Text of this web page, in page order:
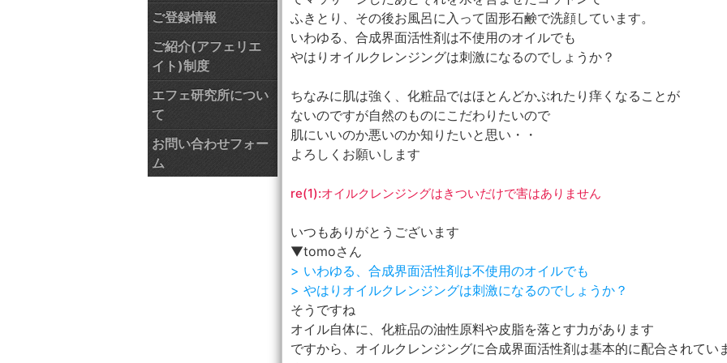
ご登録情報
ご紹介(アフェリエ
イト)制度
エフェ研究所につい
て
お問い合わせフォー
ム
ふきとり、その後お風呂に入って固形石鹸で洗顔しています。
いわゆる、合成界面活性剤は不使用のオイルでも
やはりオイルクレンジングは刺激になるのでしょうか？
ちなみに肌は強く、化粧品ではほとんどかぶれたり痒くなることが
ないのですが自然のものにこだわりたいので
肌にいいのか悪いのか知りたいと思い・・
よろしくお願いします
re(1):オイルクレンジングはきついだけで害はありません
いつもありがとうございます
▼tomoさん
> いわゆる、合成界面活性剤は不使用のオイルでも
> やはりオイルクレンジングは刺激になるのでしょうか？
そうですね
オイル自体に、化粧品の油性原料や皮脂を落とす力があります
ですから、オイルクレンジングに合成界面活性剤は基本的に配合されてい